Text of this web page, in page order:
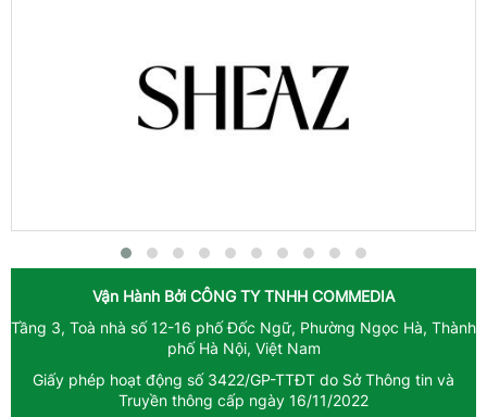
Vận Hành Bởi CÔNG TY TNHH COMMEDIA
Tầng 3, Toà nhà số 12-16 phố Đốc Ngữ, Phường Ngọc Hà, Thành
phố Hà Nội, Việt Nam
Giấy phép hoạt động số 3422/GP-TTĐT do Sở Thông tin và
Truyền thông cấp ngày 16/11/2022